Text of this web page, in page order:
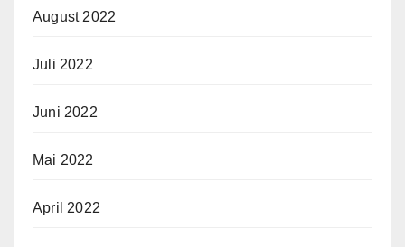
August 2022
Juli 2022
Juni 2022
Mai 2022
April 2022